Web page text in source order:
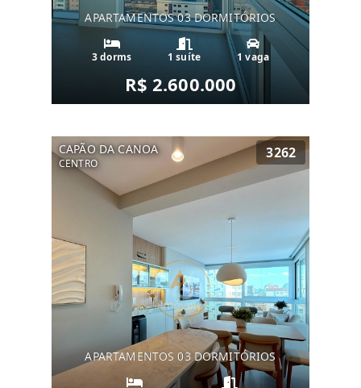
APARTAMENTOS 03 DORMITÓRIOS
3 dorms 1 suíte 1 vaga
R$ 2.600.000
CAPÃO DA CANOA
CENTRO
3262
APARTAMENTOS 03 DORMITÓRIOS